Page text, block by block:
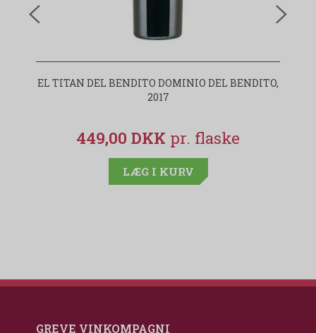
EL TITAN DEL BENDITO DOMINIO DEL BENDITO,
2017
449,00 DKK
LÆG I KURV
GREVE VINKOMPAGNI